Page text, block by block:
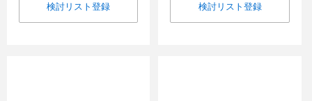
検討リスト登録 検討リスト登録